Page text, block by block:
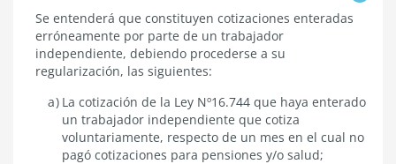
Cotización
enterada
erróneamente
por
un
independiente
Se entenderá que constituyen cotizaciones enteradas
erróneamente por parte de un trabajador
independiente, debiendo procederse a su
regularización, las siguientes:
La cotización de la Ley Nº16.744 que haya enterado
un trabajador independiente que cotiza
voluntariamente, respecto de un mes en el cual no
pagó cotizaciones para pensiones y/o salud;